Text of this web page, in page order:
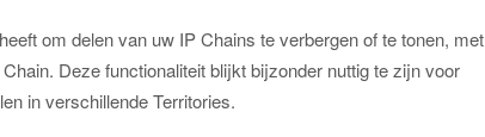
om delen van uw IP Chains te verbergen of te tonen, met
Deze functionaliteit blijkt bijzonder nuttig te zijn voor
in verschillende Territories.